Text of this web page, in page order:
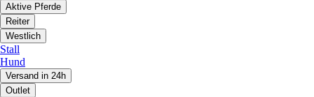
Aktive Pferde
Reiter
Westlich
Stall
Hund
Versand in 24h
Outlet